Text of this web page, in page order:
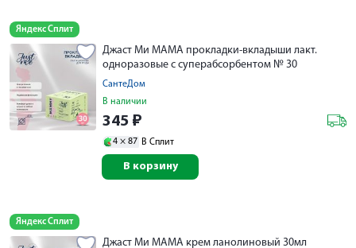
Яндекс Сплит
Джаст Ми МАМА прокладки-вкладыши лакт.
одноразовые с суперабсорбентом № 30
СантеДом
В наличии
345 ₽
4 × 87 В Сплит
В корзину
Яндекс Сплит
Джаст Ми МАМА крем ланолиновый 30мл